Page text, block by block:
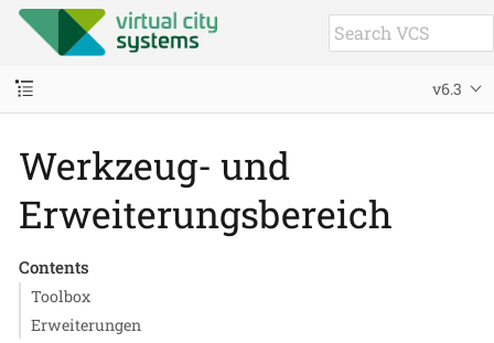
v6.3
Werkzeug- und
Erweiterungsbereich
Contents
Toolbox
Erweiterungen